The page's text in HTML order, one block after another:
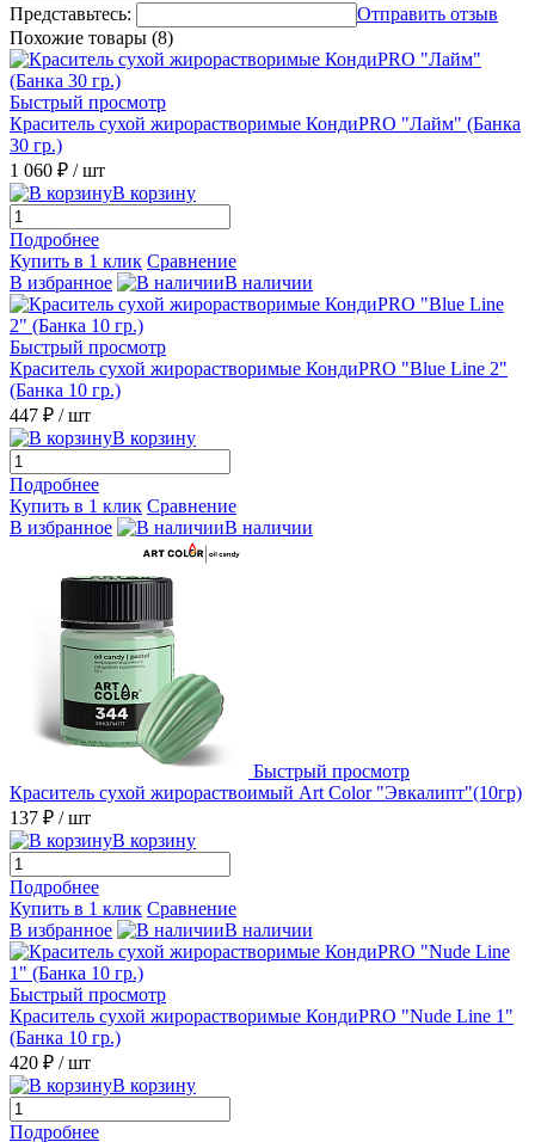
Представьтесь:
Отправить отзыв
Похожие товары (8)
Быстрый просмотр
Краситель сухой жирорастворимые КондиPRO "Лайм" (Банка
30 гр.)
1 060 ₽ / шт
В корзину
Подробнее
Купить в 1 клик Сравнение
В избранное
В наличии
Быстрый просмотр
Краситель сухой жирорастворимые КондиPRO "Blue Line 2"
(Банка 10 гр.)
447 ₽ / шт
В корзину
Подробнее
Купить в 1 клик Сравнение
В избранное
В наличии
Быстрый просмотр
Краситель сухой жирораствоимый Art Color "Эвкалипт"(10гр)
137 ₽ / шт
В корзину
Подробнее
Купить в 1 клик Сравнение
В избранное
В наличии
Быстрый просмотр
Краситель сухой жирорастворимые КондиPRO "Nude Line 1"
(Банка 10 гр.)
420 ₽ / шт
В корзину
Подробнее